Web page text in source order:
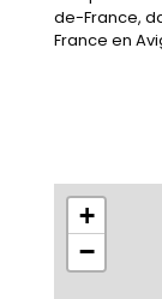
de-France,
France en
+
−